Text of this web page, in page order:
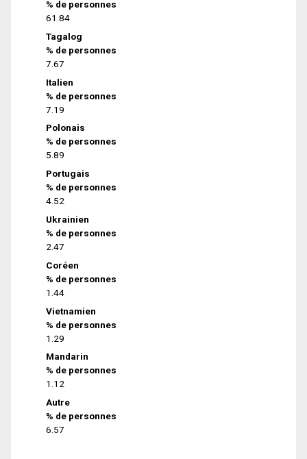
% de personnes
61.84
Tagalog
% de personnes
7.67
Italien
% de personnes
7.19
Polonais
% de personnes
5.89
Portugais
% de personnes
4.52
Ukrainien
% de personnes
2.47
Coréen
% de personnes
1.44
Vietnamien
% de personnes
1.29
Mandarin
% de personnes
1.12
Autre
% de personnes
6.57